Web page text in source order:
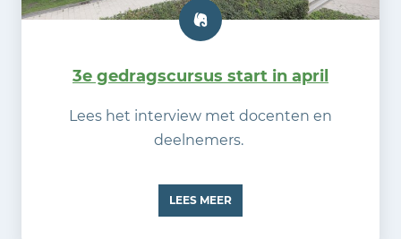
3e gedragscursus start in april
Lees het interview met docenten en
deelnemers.
LEES MEER